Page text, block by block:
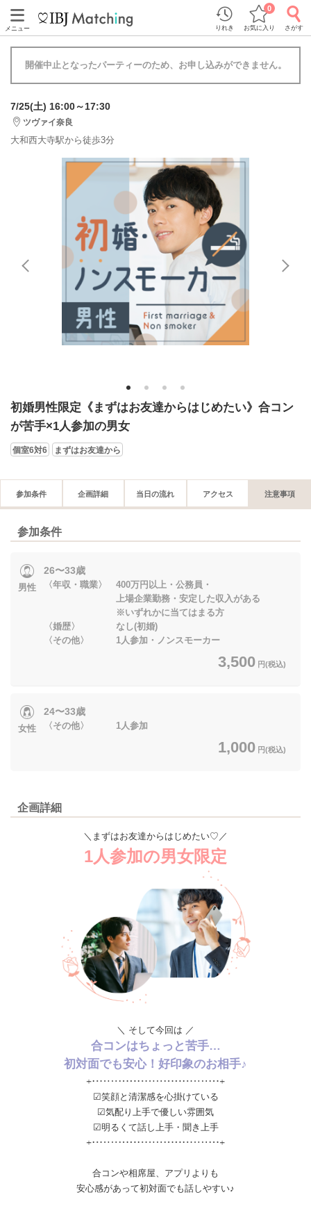
メニュー りれき お気に入り
0
さがす
開催中止となったパーティーのため、お申し込みができません。
7/25(土) 16:00～17:30
ツヴァイ奈良
大和西大寺駅から徒歩3分
1 2 3 4
初婚男性限定《まずはお友達からはじめたい》合コン
が苦手×1人参加の男女
個室6対6 まずはお友達から
参加条件 企画詳細 当日の流れ アクセス 注意事項
参加条件
男性
26〜33歳
〈年収・職業〉 400万円以上・公務員・
上場企業勤務・安定した収入がある
※いずれかに当てはまる方
〈婚歴〉 なし(初婚)
〈その他〉 1人参加・ノンスモーカー
3,500 円(税込)
女性
24〜33歳
〈その他〉 1人参加
1,000 円(税込)
企画詳細
＼まずはお友達からはじめたい♡／
1人参加の男女限定
＼ そして今回は ／
合コンはちょっと苦手…
初対面でも安心！好印象のお相手♪
☑笑顔と清潔感を心掛けている
☑気配り上手で優しい雰囲気
☑明るくて話し上手・聞き上手
合コンや相席屋、アプリよりも
安心感があって初対面でも話しやすい♪